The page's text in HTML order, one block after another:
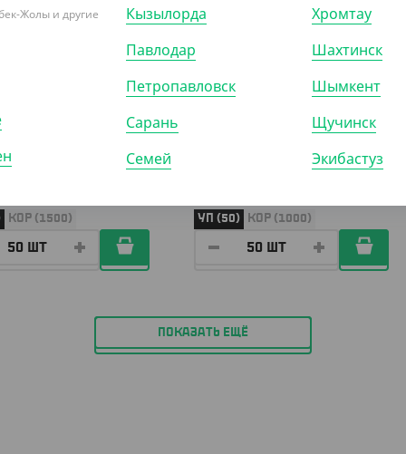
₸
прозрачная,
КОР (1500)
-10%
Вилка столовая "Премиум",
УП (50) КОР (1000)
ПОКАЗАТЬ ЕЩЁ
Жолы и другие
Кызылорда
Павлодар
Петропавловск
Сарань
Семей
Хромтау
Шахтинск
Шымкент
Щучинск
Экибастуз